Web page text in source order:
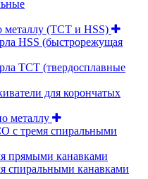
металлу (TCT и HSS)
HSS (быстрорежущая
TCT (твердосплавные
для корончатых
металлу
с тремя спиральными
прямыми канавками
спиральными канавками